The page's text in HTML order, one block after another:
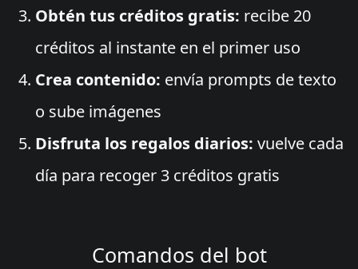
Obtén tus créditos gratis: recibe 20
créditos al instante en el primer uso
Crea contenido: envía prompts de texto
o sube imágenes
Disfruta los regalos diarios: vuelve cada
día para recoger 3 créditos gratis
Comandos del bot